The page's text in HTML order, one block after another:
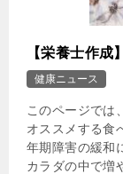
【栄養士作成
健康ニュース
このページでは
オススメする食
年期障害の緩和
カラダの中で増